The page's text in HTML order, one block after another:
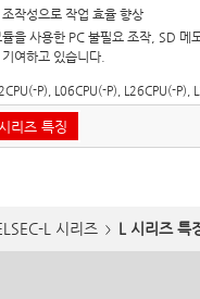
작성으로 작업 효율 향상
을 사용한 PC 불필요 조작, SD 메
여하고 있습니다.
P), L06CPU(-P), L26CPU(-P),
리즈 특징
L 시리즈 > L 시리즈 특